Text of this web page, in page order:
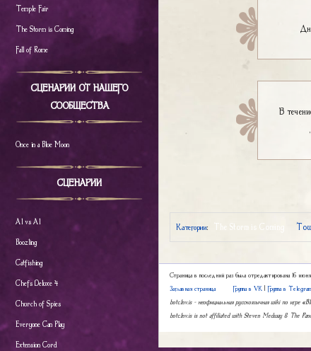
Temple Fair
The Storm is Coming
Fall of Rome
СЦЕНАРИИ ОТ НАШЕГО
СООБЩЕСТВА
Once in a Blue Moon
СЦЕНАРИИ
Al vs Al
Boozling
Catfishing
Chefs Deluxe 4
Church of Spies
Everyone Can Play
Extension Cord
В
Категории: The Storm is Coming
Страница в последний раз была отредактирована 16
Заглавная страница
Группа в VK |Группа в Telegram
botc.1nv.is – неофициальная русскоязычная wiki по
botc.1nv.is is not affiliated with Steven Medway & The